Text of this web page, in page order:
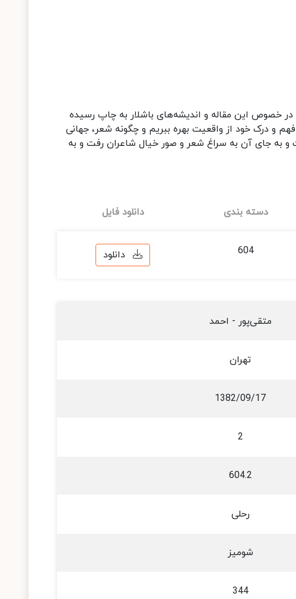
در خصوص این مقاله و اندیشه‌های باشلار به چاپ رسیده
و درک خود از واقعیت بهره ببریم و چگونه شعر، جهانی
و به جای آن به سراغ شعر و صور خیال شاعران رفت و به
دسته بندی دانلود فایل
604 دانلود
متقی‌پور - احمد
تهران
1382/09/17
2
604.2
رحلی
شومیز
344